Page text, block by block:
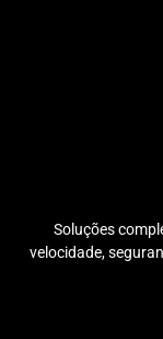
Soluções
velocidade,